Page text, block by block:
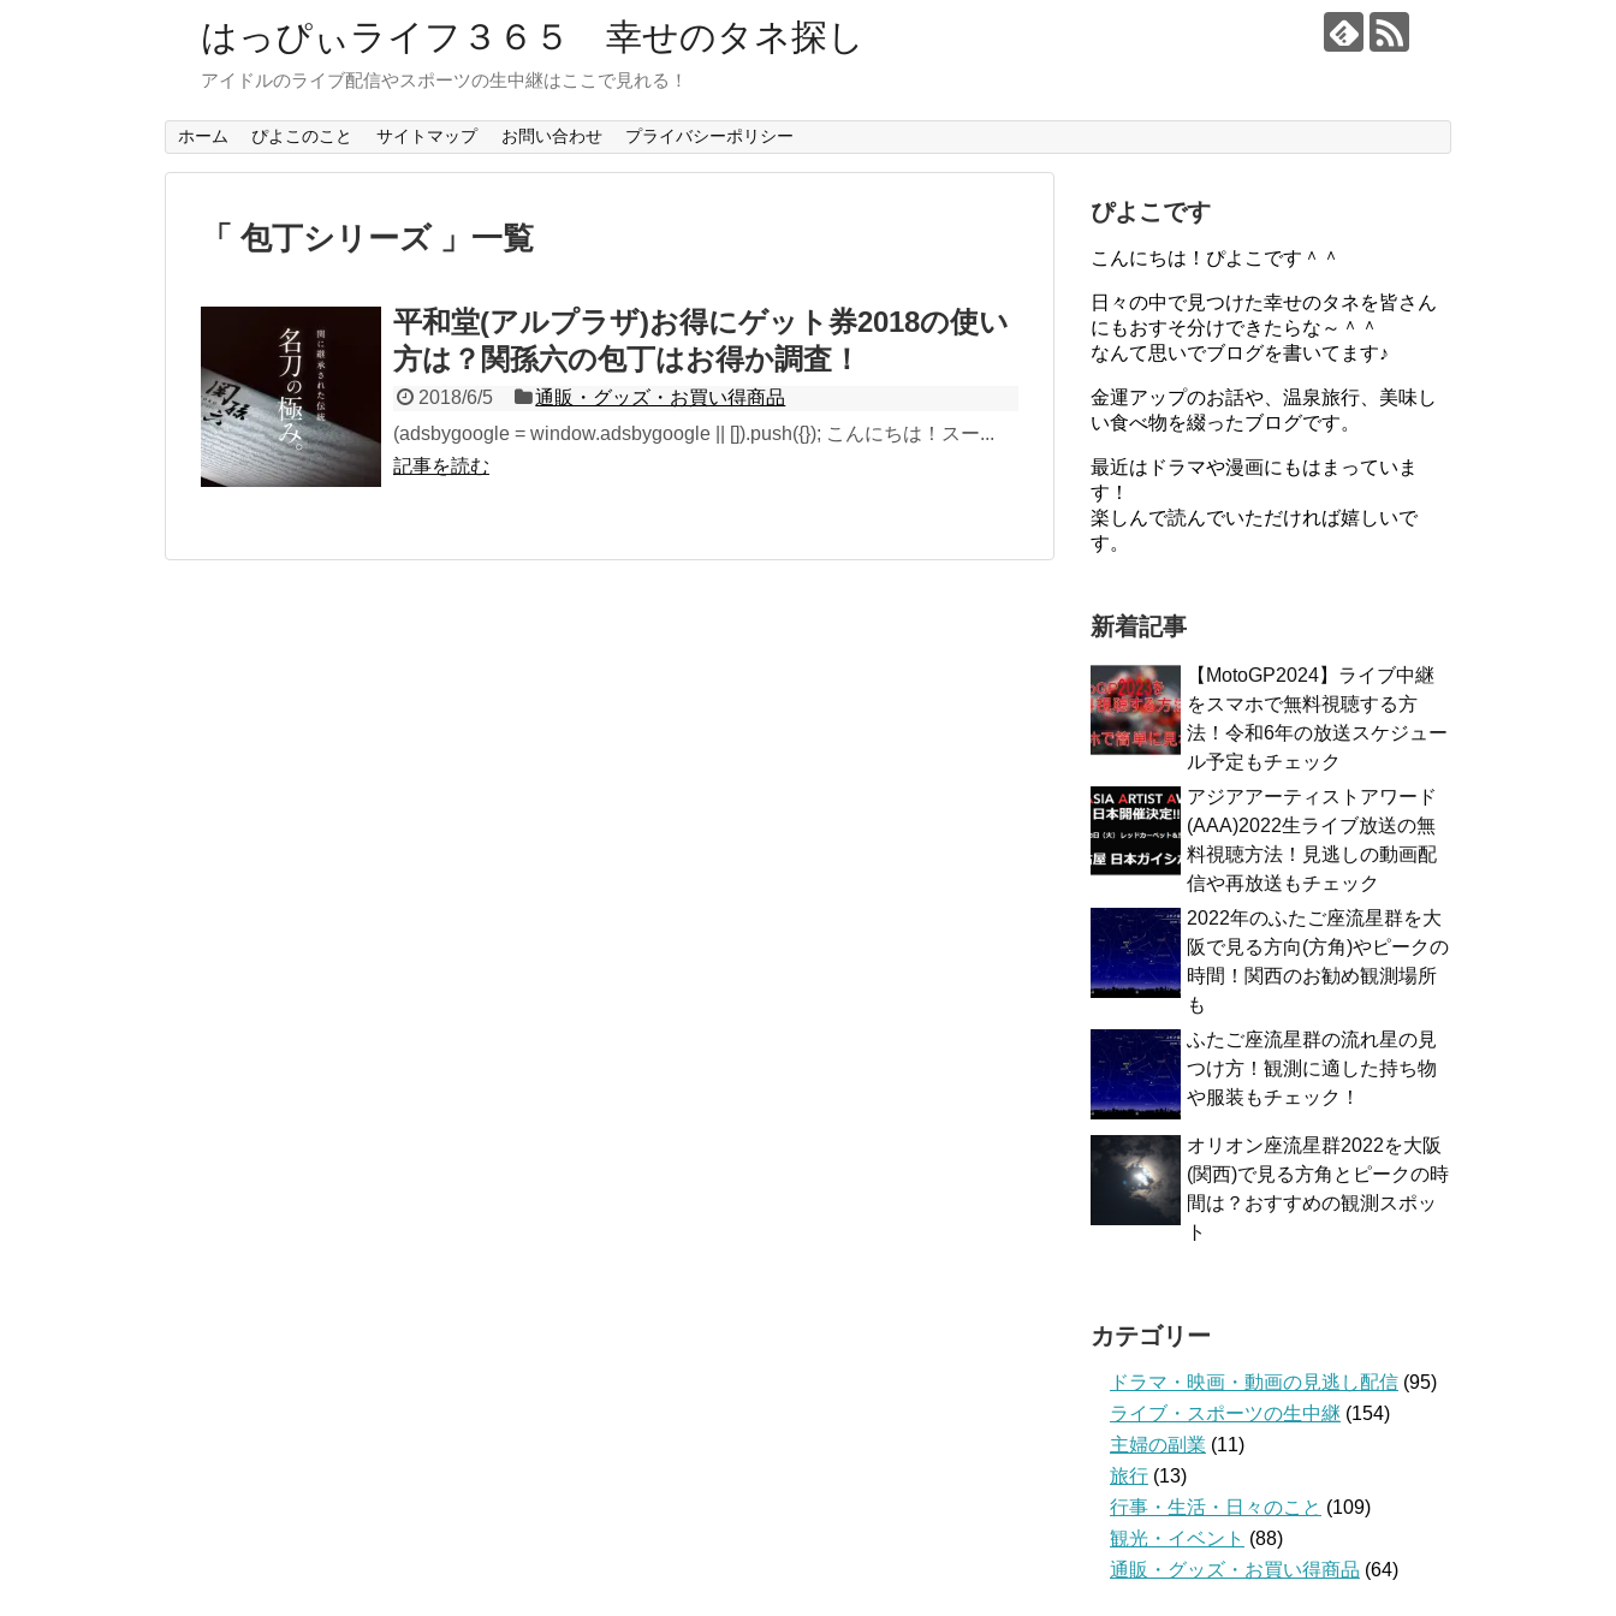
はっぴぃライフ３６５ 幸せのタネ探し
アイドルのライブ配信やスポーツの生中継はここで見れる！
ホーム ぴよこのこと サイトマップ お問い合わせ プライバシーポリシー
「 包丁シリーズ 」一覧
平和堂(アルプラザ)お得にゲット券2018の使い
方は？関孫六の包丁はお得か調査！
2018/6/5
通販・グッズ・お買い得商品
(adsbygoogle = window.adsbygoogle || []).push({}); こんにちは！スー...
記事を読む
ぴよこです
こんにちは！ぴよこです＾＾
日々の中で見つけた幸せのタネを皆さん
にもおすそ分けできたらな～＾＾
なんて思いでブログを書いてます♪
金運アップのお話や、温泉旅行、美味し
い食べ物を綴ったブログです。
最近はドラマや漫画にもはまっていま
す！
楽しんで読んでいただければ嬉しいで
す。
新着記事
【MotoGP2024】ライブ中継
をスマホで無料視聴する方
法！令和6年の放送スケジュー
ル予定もチェック
アジアアーティストアワード
(AAA)2022生ライブ放送の無
料視聴方法！見逃しの動画配
信や再放送もチェック
2022年のふたご座流星群を大
阪で見る方向(方角)やピークの
時間！関西のお勧め観測場所
も
ふたご座流星群の流れ星の見
つけ方！観測に適した持ち物
や服装もチェック！
オリオン座流星群2022を大阪
(関西)で見る方角とピークの時
間は？おすすめの観測スポッ
ト
カテゴリー
ドラマ・映画・動画の見逃し配信 (95)
ライブ・スポーツの生中継 (154)
主婦の副業 (11)
旅行 (13)
行事・生活・日々のこと (109)
観光・イベント (88)
通販・グッズ・お買い得商品 (64)